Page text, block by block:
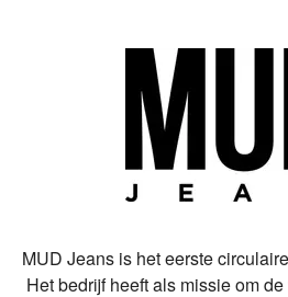
MUD Jeans is het eerste
Het bedrijf heeft als missie om